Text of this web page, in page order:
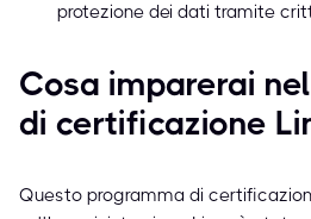
protezione dei dati tramite
Cosa imparerai
di certificazione
Questo programma di